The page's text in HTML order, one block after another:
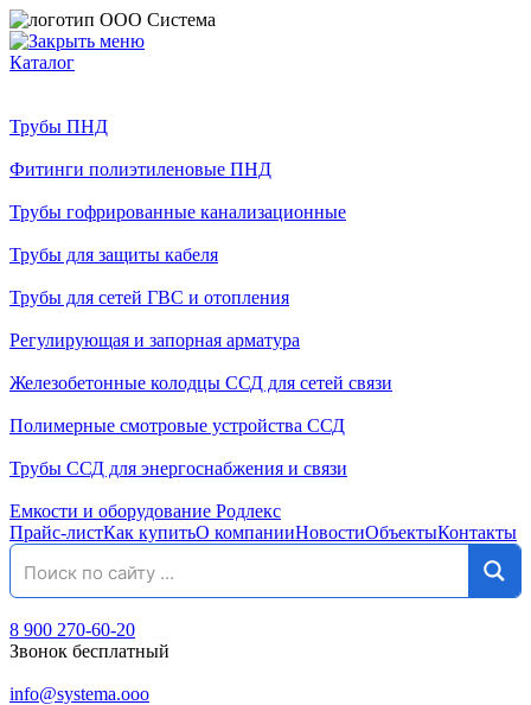
Каталог
Трубы ПНД
Фитинги полиэтиленовые ПНД
Трубы гофрированные канализационные
Трубы для защиты кабеля
Трубы для сетей ГВС и отопления
Регулирующая и запорная арматура
Железобетонные колодцы ССД для сетей связи
Полимерные смотровые устройства ССД
Трубы ССД для энергоснабжения и связи
Емкости и оборудование Родлекс
Прайс-листКак купитьО компанииНовостиОбъектыКонтакты
8 900 270-60-20
Звонок бесплатный
info@systema.ooo